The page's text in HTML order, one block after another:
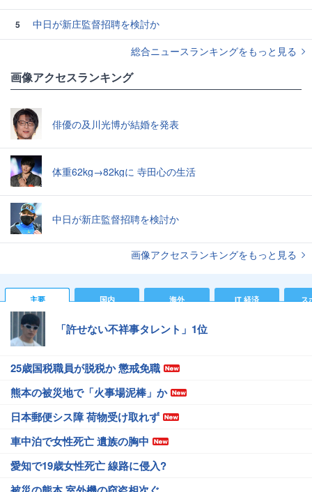
5
中日が新庄監督招聘を検討か
総合ニュースランキングをもっと見る
画像アクセスランキング
俳優の及川光博が結婚を発表
体重62kg→82kgに 寺田心の生活
中日が新庄監督招聘を検討か
画像アクセスランキングをもっと見る
主要 国内 海外 IT 経済 ス
「許せない不祥事タレント」1位
25歳国税職員が脱税か 懲戒免職
熊本の被災地で「火事場泥棒」か
日本郵便シス障 荷物受け取れず
車中泊で女性死亡 遺族の胸中
愛知で19歳女性死亡 線路に侵入?